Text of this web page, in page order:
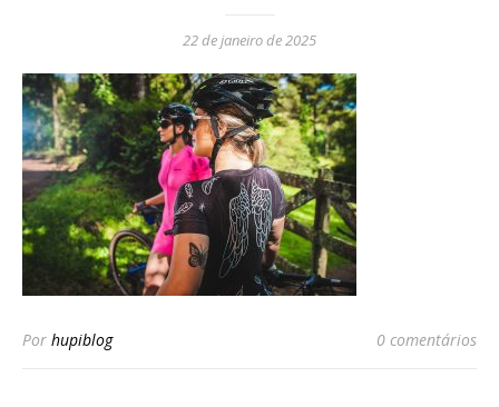
22 de janeiro de 2025
Por hupiblog 0 comentários